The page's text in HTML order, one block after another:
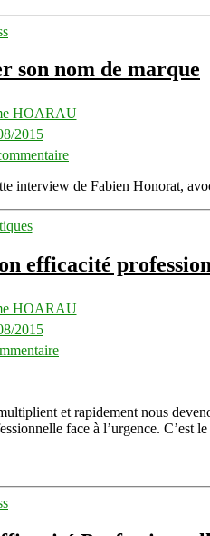
Référencement
de
son nom de marque
HOARAU
2015
Fabien
Honorat
protéger
de
marque
interview de Fabien Honorat,
efficacité
HOARAU
2015
Comment
pour
son
et rapidement nous
face à l’urgence. C’est